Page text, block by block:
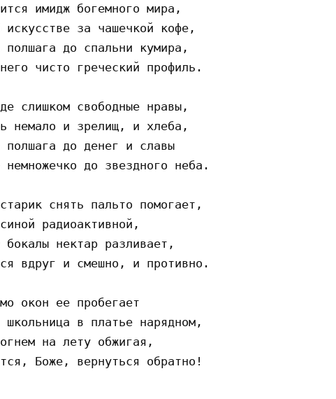
имидж богемного мира,
искусстве за чашечкой кофе,
полшага до спальни кумира,
чисто греческий профиль.
слишком свободные нравы,
немало и зрелищ, и хлеба,
полшага до денег и славы
до звездного неба.
снять пальто помогает,
радиоактивной,
нектар разливает,
вдруг и смешно, и противно.
окон ее пробегает
школьница в платье нарядном,
на лету обжигая,